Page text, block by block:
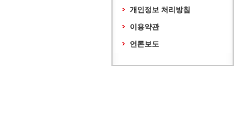
개인정보 처리방침
이용약관
언론보도